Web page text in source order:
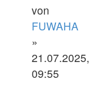
von
FUWAHA
»
21.07.2025,
09:55